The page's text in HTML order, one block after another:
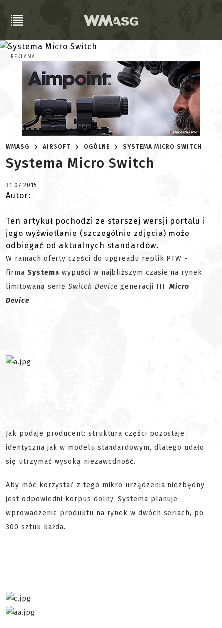
REKLAMA
WMASG AIRSOFT OGÓLNE SYSTEMA MICRO SWITCH
Systema Micro Switch
31.07.2015
Autor:
Ten artykuł pochodzi ze starszej wersji portalu i
jego wyświetlanie (szczególnie zdjęcia) może
odbiegać od aktualnych standardów.
W ramach oferty części do upgreadu replik PTW -
firma Systema wypuści w najbliższym czasie na rynek
limitowaną serię Switch Device generacji III: Micro
Device.
Jak podaje producent: struktura części pozostaje
identyczna jak w modelu standardowym, dlatego udało
się utrzymać wysoką niezawodność.
Aby móc korzystać z tego mikro urządzenia niezbędny
jest odpowiedni korpus dolny. Systema planuje
wprowadzenie produktu na rynek w dwóch seriach, po
300 sztuk każda.